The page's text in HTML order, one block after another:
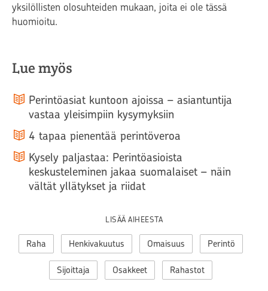
yksilöllisten olosuhteiden mukaan, joita ei ole tässä
huomioitu.
Lue myös
Perintöasiat kuntoon ajoissa – asiantuntija
vastaa yleisimpiin kysymyksiin
4 tapaa pienentää perintöveroa
Kysely paljastaa: Perintöasioista
keskusteleminen jakaa suomalaiset – näin
vältät yllätykset ja riidat
LISÄÄ AIHEESTA
Raha Henkivakuutus Omaisuus Perintö
Sijoittaja Osakkeet Rahastot